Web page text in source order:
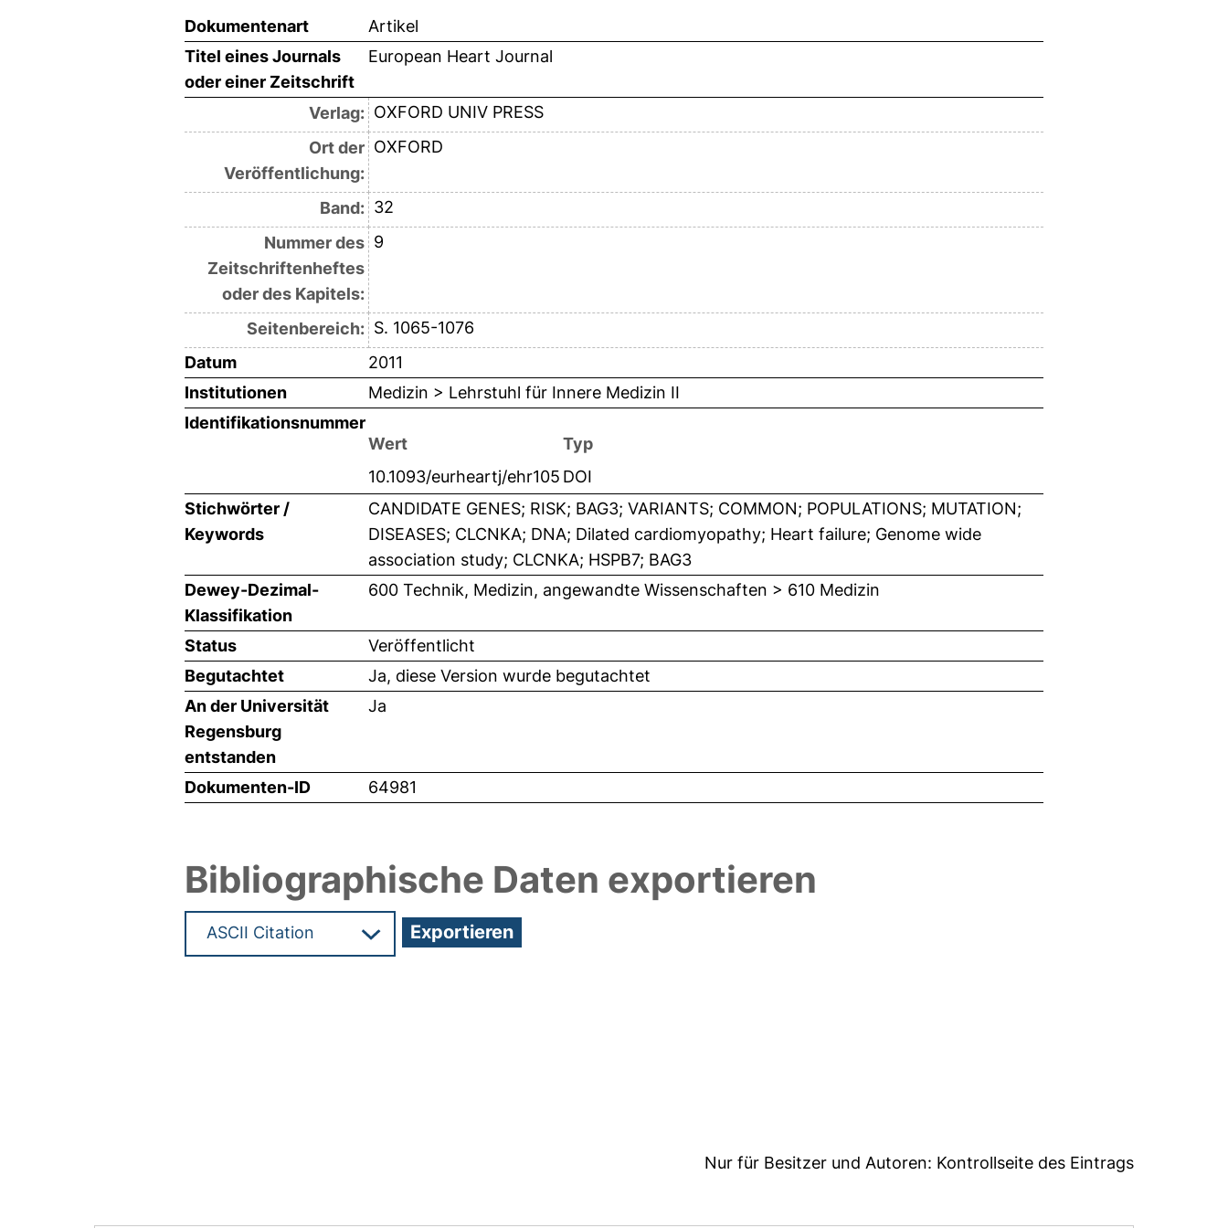
Dokumentenart
Artikel
Titel eines Journals
oder einer Zeitschrift
European Heart Journal
Verlag: OXFORD UNIV PRESS
Ort der
Veröffentlichung:
OXFORD
Band: 32
Nummer des
Zeitschriftenheftes
oder des Kapitels:
9
Seitenbereich: S. 1065-1076
Datum
2011
Institutionen
Medizin > Lehrstuhl für Innere Medizin II
Identifikationsnummer
Wert
Typ
10.1093/eurheartj/ehr105 DOI
Stichwörter /
Keywords
CANDIDATE GENES; RISK; BAG3; VARIANTS; COMMON; POPULATIONS; MUTATION;
DISEASES; CLCNKA; DNA; Dilated cardiomyopathy; Heart failure; Genome wide
association study; CLCNKA; HSPB7; BAG3
Dewey-Dezimal-
Klassifikation
600 Technik, Medizin, angewandte Wissenschaften > 610 Medizin
Status
Veröffentlicht
Begutachtet
Ja, diese Version wurde begutachtet
An der Universität
Regensburg
entstanden
Ja
Dokumenten-ID 64981
Bibliographische Daten exportieren
Nur für Besitzer und Autoren: Kontrollseite des Eintrags